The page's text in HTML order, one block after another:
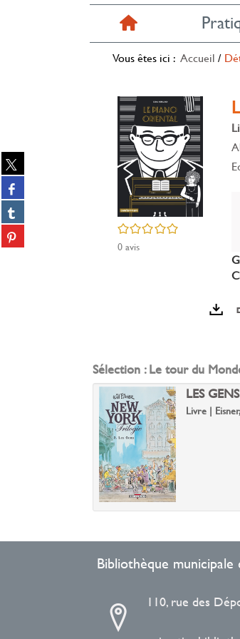
Vous êtes ici : Accueil /
Partager
sur
twitter
(Nouvelle
fenêtre)
Partager
sur
facebook
(Nouvelle
fenêtre)
Partager
sur
tumblr
Partager
sur
/5
0avis
Sélection : Le tour du
LES
Livre |
Bibliothèque
110, rue des